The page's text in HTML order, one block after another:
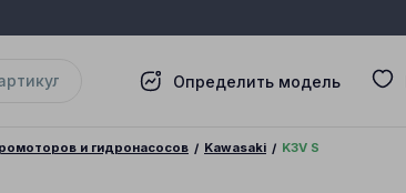
Определить модель
и гидронасосов Kawasaki K3V S